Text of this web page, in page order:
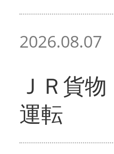
2026.08.07
ＪＲ貨
運転